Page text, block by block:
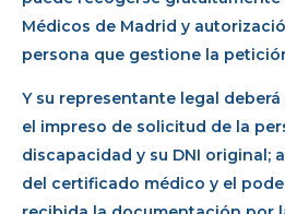
Médicos de Madrid y
persona que gestione la
Y su representante legal
el impreso de solicitud de la
discapacidad y su DNI original;
del certificado médico y el